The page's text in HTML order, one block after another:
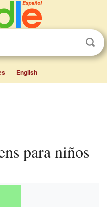
English
para niños